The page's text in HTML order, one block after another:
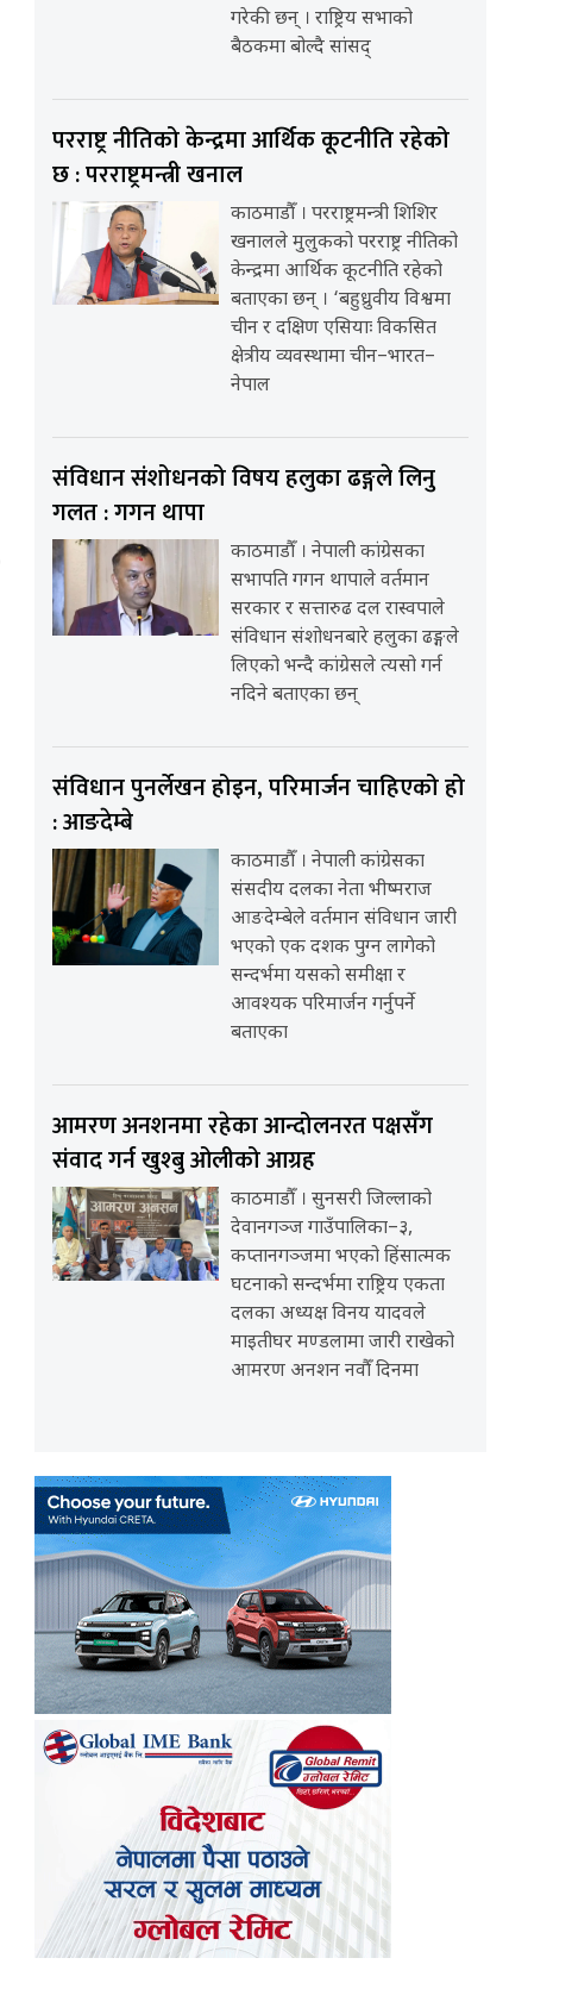
गरेकी छन् । राष्ट्रिय सभाको
बैठकमा बोल्दै सांसद्
परराष्ट्र नीतिको केन्द्रमा आर्थिक कूटनीति रहेको
छ : परराष्ट्रमन्त्री खनाल
काठमाडौँ । परराष्ट्रमन्त्री शिशिर
खनालले मुलुकको परराष्ट्र नीतिको
केन्द्रमा आर्थिक कूटनीति रहेको
बताएका छन् । ‘बहुध्रुवीय विश्वमा
चीन र दक्षिण एसियाः विकसित
क्षेत्रीय व्यवस्थामा चीन–भारत–
नेपाल
संविधान संशोधनको विषय हलुका ढङ्गले लिनु
गलत : गगन थापा
काठमाडौँ । नेपाली कांग्रेसका
सभापति गगन थापाले वर्तमान
सरकार र सत्तारुढ दल रास्वपाले
संविधान संशोधनबारे हलुका ढङ्गले
लिएको भन्दै कांग्रेसले त्यसो गर्न
नदिने बताएका छन्
संविधान पुनर्लेखन होइन, परिमार्जन चाहिएको हो
: आङदेम्बे
काठमाडौँ । नेपाली कांग्रेसका
संसदीय दलका नेता भीष्मराज
आङदेम्बेले वर्तमान संविधान जारी
भएको एक दशक पुग्न लागेको
सन्दर्भमा यसको समीक्षा र
आवश्यक परिमार्जन गर्नुपर्ने
बताएका
आमरण अनशनमा रहेका आन्दोलनरत पक्षसँग
संवाद गर्न खुश्बु ओलीको आग्रह
काठमाडौँ । सुनसरी जिल्लाको
देवानगञ्ज गाउँपालिका–३,
कप्तानगञ्जमा भएको हिंसात्मक
घटनाको सन्दर्भमा राष्ट्रिय एकता
दलका अध्यक्ष विनय यादवले
माइतीघर मण्डलामा जारी राखेको
आमरण अनशन नवौँ दिनमा